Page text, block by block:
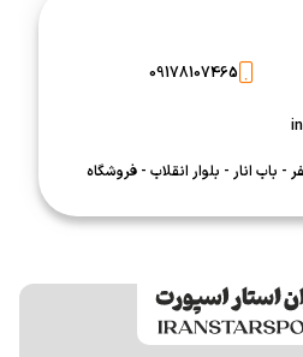
09178107465
انار - بلوار انقلاب - فروشگاه